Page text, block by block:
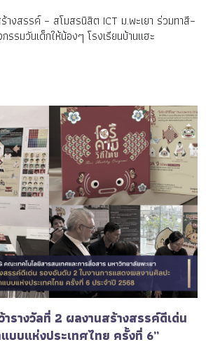
างสรรค์ – สโมสรนิสิต ICT ม.พะเยา ร่วมทาสี–
รรมวันเด็กให้น้องๆ โรงเรียนบ้านแฮะ
ารางวัลที่ 2 ผลงานสร้างสรรค์ดีเด่น
บบแห่งประเทศไทย ครั้งที่ 6”